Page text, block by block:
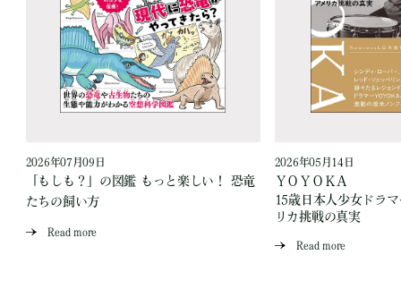
2026年07月09日
「もしも？」の図鑑 もっと楽しい！ 恐竜
たちの飼い方
Read more
2026年05月14日
ＹＯＹＯＫＡ
15歳日本人少女ドラ
リカ挑戦の真実
Read more